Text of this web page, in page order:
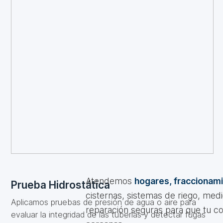
Prueba Hidrostática
Aplicamos pruebas de presión de agua o aire para
evaluar la integridad de las tuberías y detectar fugas
Atendemos hogares,
cisternas, sistemas de riego,
reparación seguras para que tu